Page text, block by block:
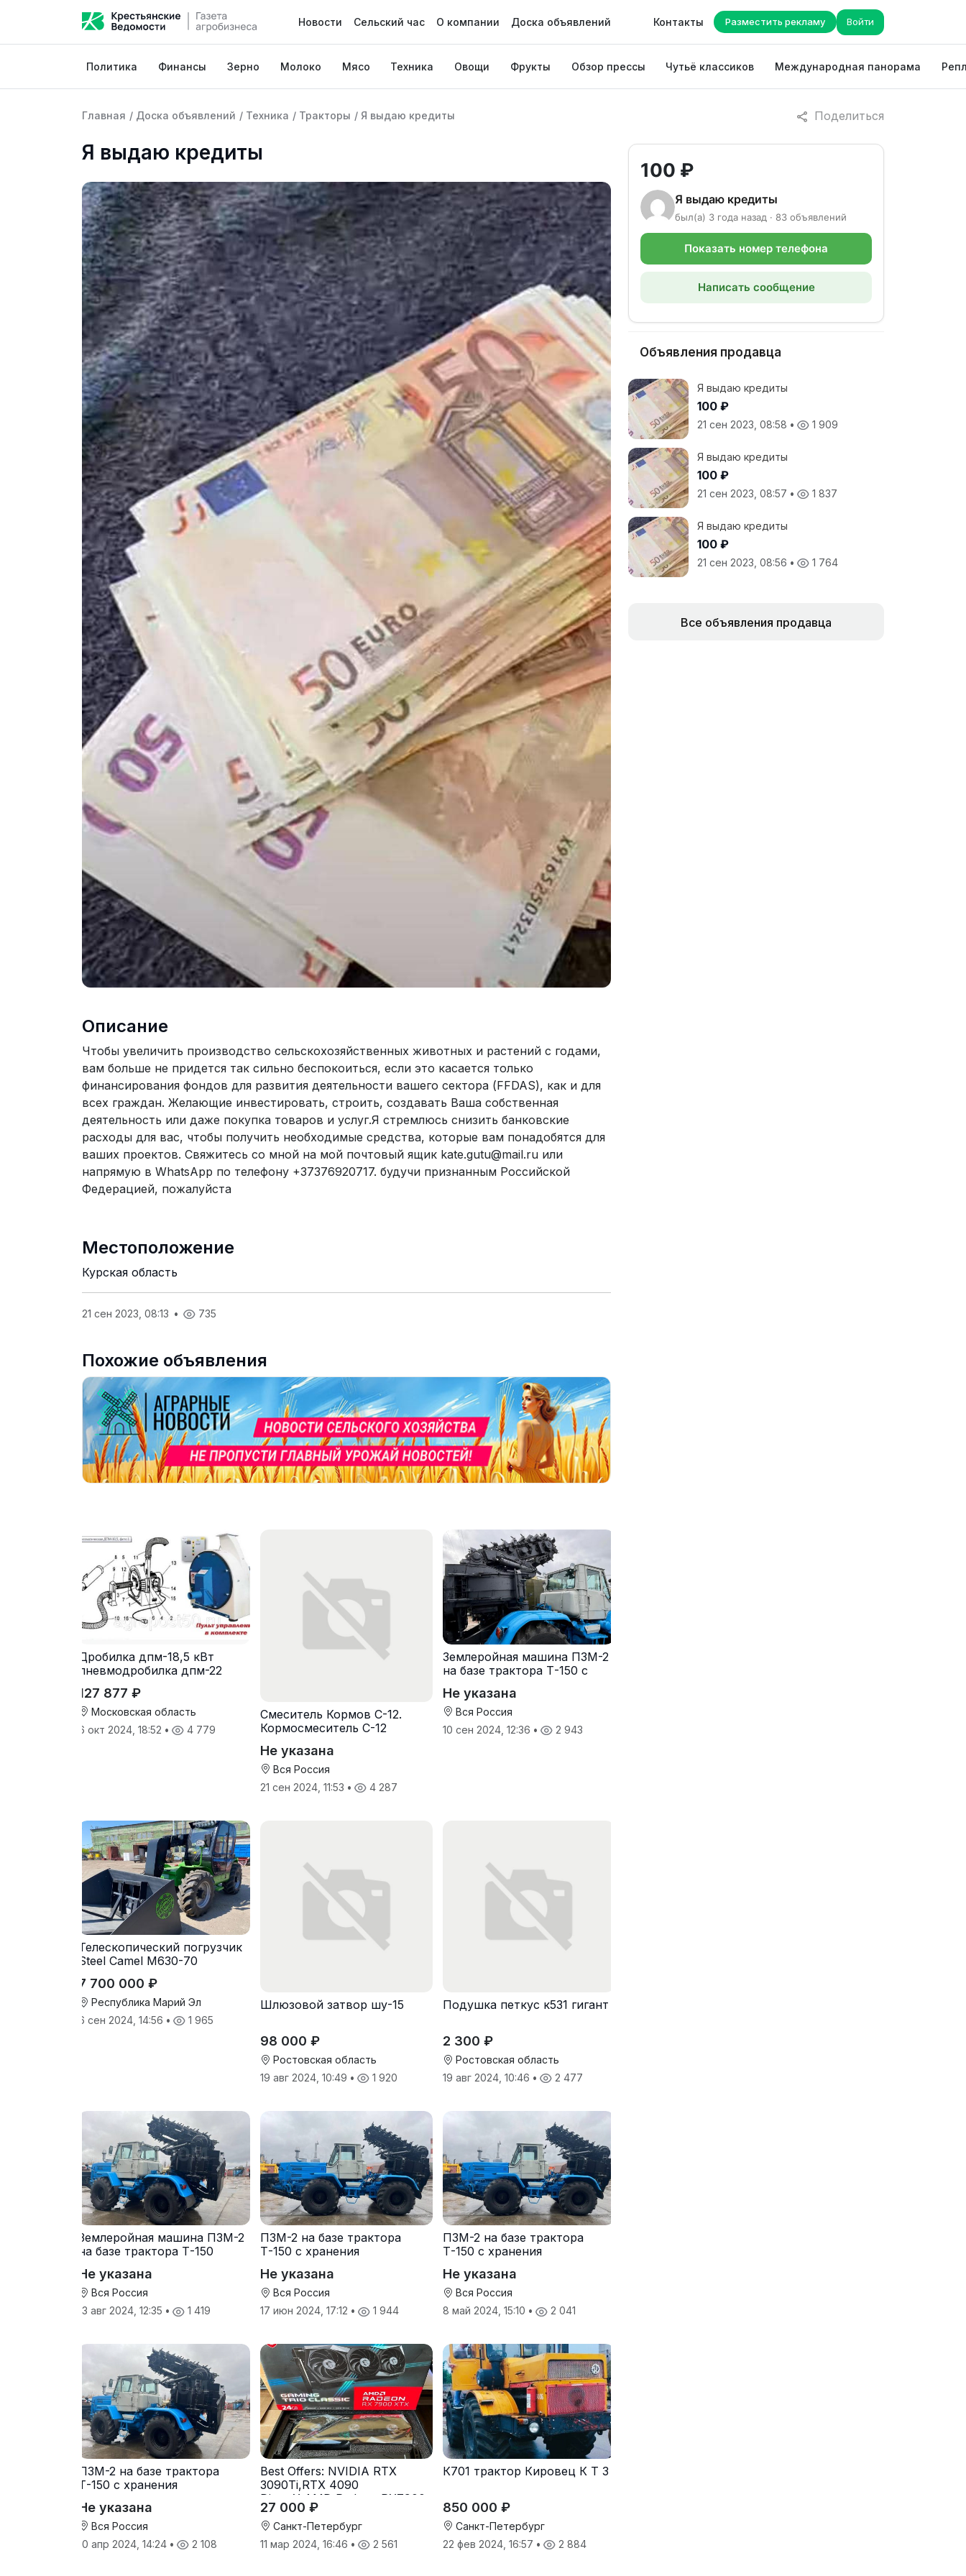
Новости Сельский час О компании Доска объявлений Контакты Разместить рекламу Войти
Политика Финансы Зерно Молоко Мясо Техника Овощи Фрукты Обзор прессы Чутьё классиков Международная панорама
Поделиться
Главная / Доска объявлений / Техника / Тракторы / Я выдаю кредиты
Я выдаю кредиты
Описание
Чтобы увеличить производство сельскохозяйственных животных и растений с годами,
вам больше не придется так сильно беспокоиться, если это касается только
финансирования фондов для развития деятельности вашего сектора (FFDAS), как и для
всех граждан. Желающие инвестировать, строить, создавать Ваша собственная
деятельность или даже покупка товаров и услуг.Я стремлюсь снизить банковские
расходы для вас, чтобы получить необходимые средства, которые вам понадобятся для
ваших проектов. Свяжитесь со мной на мой почтовый ящик kate.gutu@mail.ru или
напрямую в WhatsApp по телефону +37376920717. будучи признанным Российской
Федерацией, пожалуйста
Местоположение
Курская область
21 сен 2023, 08:13 • 735
Похожие объявления
Дробилка дпм-18,5 кВт
пневмодробилка дпм-22
127 877 ₽
Московская область
6 окт 2024, 18:52 • 4 779
Смеситель Кормов С-12.
Кормосмеситель С-12
Не указана
Вся Россия
21 сен 2024, 11:53 • 4 287
Землеройная машина ПЗМ-2
на базе трактора Т-150 с
Не указана
Вся Россия
10 сен 2024, 12:36 • 2 943
Телескопический погрузчик
Steel Camel M630-70
7 700 000 ₽
Республика Марий Эл
6 сен 2024, 14:56 • 1 965
Шлюзовой затвор шу-15
98 000 ₽
Ростовская область
19 авг 2024, 10:49 • 1 920
Подушка петкус к531 гигант
2 300 ₽
Ростовская область
19 авг 2024, 10:46 • 2 477
Землеройная машина ПЗМ-2
на базе трактора Т-150
Не указана
Вся Россия
13 авг 2024, 12:35 • 1 419
ПЗМ-2 на базе трактора
Т-150 с хранения
Не указана
Вся Россия
17 июн 2024, 17:12 • 1 944
ПЗМ-2 на базе трактора
Т-150 с хранения
Не указана
Вся Россия
8 май 2024, 15:10 • 2 041
ПЗМ-2 на базе трактора
Т-150 с хранения
Не указана
Вся Россия
10 апр 2024, 14:24 • 2 108
Best Offers: NVIDIA RTX
3090Ti,RTX 4090
DirectX,AMD Radeon RX7900
27 000 ₽
Санкт-Петербург
11 мар 2024, 16:46 • 2 561
К701 трактор Кировец К Т З
850 000 ₽
Санкт-Петербург
22 фев 2024, 16:57 • 2 884
100 ₽
Я выдаю кредиты
был(а) 3 года назад · 83 объявлений
Показать номер телефона
Написать сообщение
Объявления продавца
Я выдаю кредиты
100 ₽
21 сен 2023, 08:58 • 1 909
Я выдаю кредиты
100 ₽
21 сен 2023, 08:57 • 1 837
Я выдаю кредиты
100 ₽
21 сен 2023, 08:56 • 1 764
Все объявления продавца